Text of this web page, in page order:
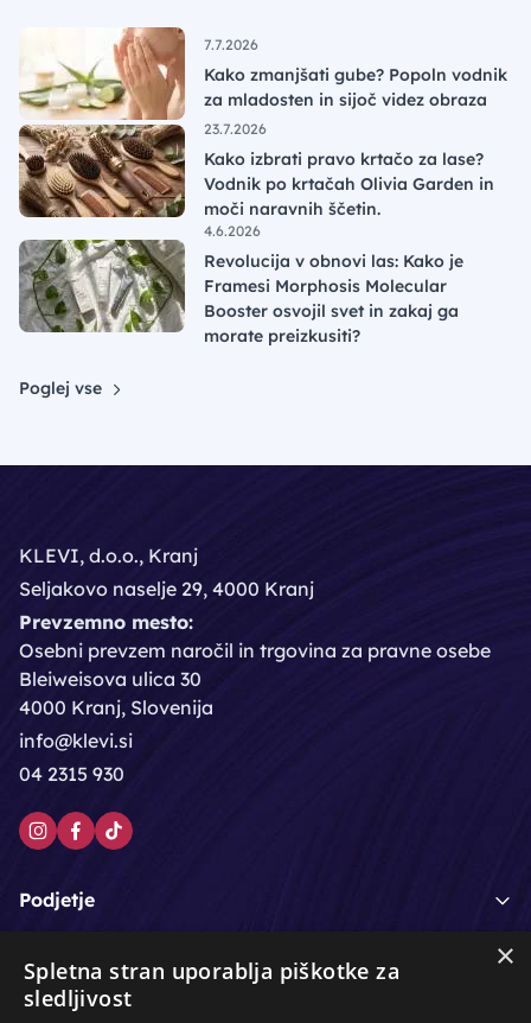
7.7.2026
Kako zmanjšati gube? Popoln vodnik
za mladosten in sijoč videz obraza
23.7.2026
Kako izbrati pravo krtačo za lase?
Vodnik po krtačah Olivia Garden in
moči naravnih ščetin.
4.6.2026
Revolucija v obnovi las: Kako je
Framesi Morphosis Molecular
Booster osvojil svet in zakaj ga
morate preizkusiti?
Poglej vse
KLEVI, d.o.o., Kranj
Seljakovo naselje 29, 4000 Kranj
Prevzemno mesto:
Osebni prevzem naročil in trgovina za pravne osebe
Bleiweisova ulica 30
4000 Kranj, Slovenija
info@klevi.si
04 2315 930
Podjetje
Moj račun ×
Spletna stran uporablja piškotke za
sledljivost